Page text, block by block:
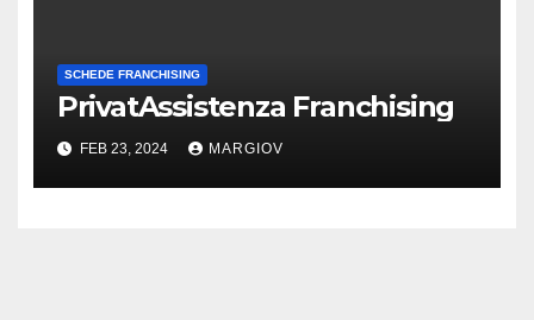
SCHEDE FRANCHISING
PrivatAssistenza Franchising
FEB 23, 2024 MARGIOV